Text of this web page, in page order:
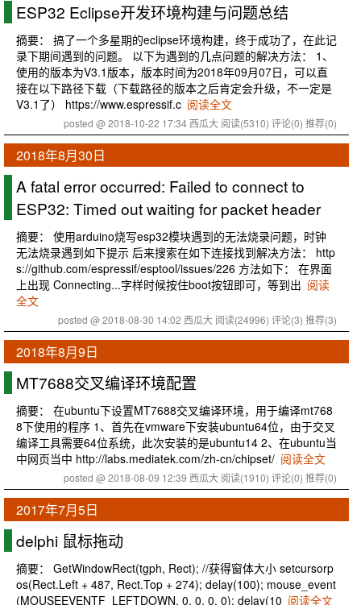
ESP32 Eclipse开发环境构建与问题总结
摘要： 搞了一个多星期的eclipse环境构建，终于成功了，在此记
录下期间遇到的问题。 以下为遇到的几点问题的解决方法： 1、
使用的版本为V3.1版本，版本时间为2018年09月07日，可以直
接在以下路径下载（下载路径的版本之后肯定会升级，不一定是
V3.1了） https://www.espressif.c 阅读全文
posted @ 2018-10-22 17:34 西瓜大 阅读(5310) 评论(0) 推荐(0)
2018年8月30日
A fatal error occurred: Failed to connect to
ESP32: Timed out waiting for packet header
摘要： 使用arduino烧写esp32模块遇到的无法烧录问题，时钟
无法烧录遇到如下提示 后来搜索在如下连接找到解决方法： http
s://github.com/espressif/esptool/issues/226 方法如下： 在界面
上出现 Connecting...字样时候按住boot按钮即可，等到出 阅读
全文
posted @ 2018-08-30 14:02 西瓜大 阅读(24996) 评论(3) 推荐(3)
2018年8月9日
MT7688交叉编译环境配置
摘要： 在ubuntu下设置MT7688交叉编译环境，用于编译mt768
8下使用的程序 1、首先在vmware下安装ubuntu64位，由于交叉
编译工具需要64位系统，此次安装的是ubuntu14 2、在ubuntu当
中网页当中 http://labs.mediatek.com/zh-cn/chipset/ 阅读全文
posted @ 2018-08-09 12:39 西瓜大 阅读(1910) 评论(0) 推荐(0)
2017年7月5日
delphi 鼠标拖动
摘要： GetWindowRect(tgph, Rect); //获得窗体大小 setcursorp
os(Rect.Left + 487, Rect.Top + 274); delay(100); mouse_event
(MOUSEEVENTF_LEFTDOWN, 0, 0, 0, 0); delay(10 阅读全文